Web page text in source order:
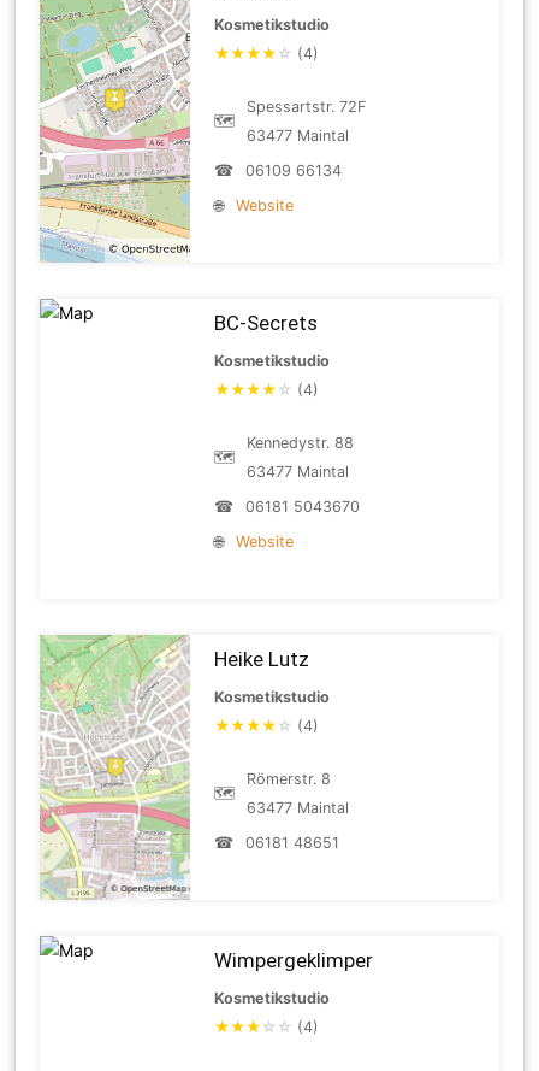
Kosmetikstudio
★★★★ ☆ (4)
🗺
Spessartstr. 72F
63477 Maintal
☎
06109 66134
🌐
Website
BC-Secrets
Kosmetikstudio
★★★★ ☆ (4)
🗺
Kennedystr. 88
63477 Maintal
☎
06181 5043670
🌐
Website
Heike Lutz
Kosmetikstudio
★★★★ ☆ (4)
🗺
Römerstr. 8
63477 Maintal
☎
06181 48651
Wimpergeklimper
Kosmetikstudio
★★★ ☆ ☆ (4)